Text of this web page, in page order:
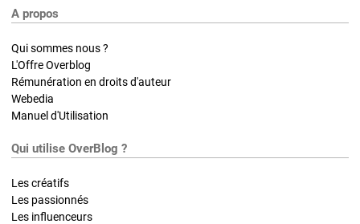
A propos
Qui sommes nous ?
L'Offre Overblog
Rémunération en droits d'auteur
Webedia
Manuel d'Utilisation
Qui utilise OverBlog ?
Les créatifs
Les passionnés
Les influenceurs